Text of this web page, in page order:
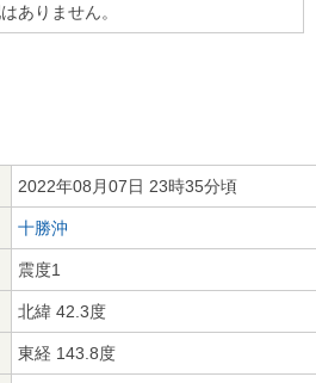
ありません。
2022年08月07日 23時35分頃
十勝沖
震度1
北緯 42.3度
東経 143.8度